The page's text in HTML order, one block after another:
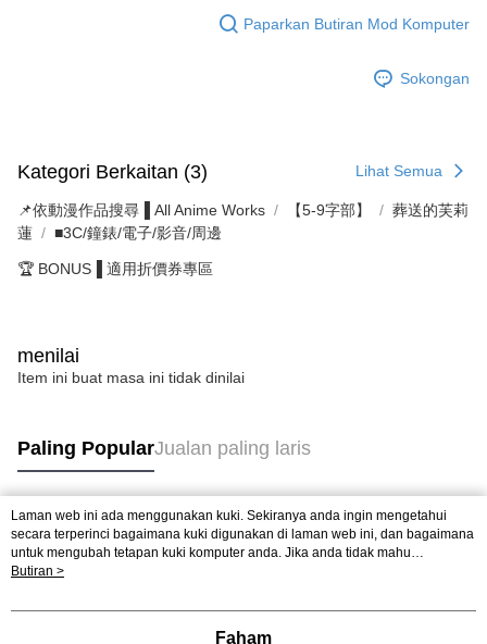
Paparkan Butiran Mod Komputer
Sokongan
Kategori Berkaitan (3) Lihat Semua
📌依動漫作品搜尋▐ All Anime Works 【5-9字部】
葬送的芙莉
蓮
■3C/鐘錶/電子/影音/周邊
🏆 BONUS▐ 適用折價券專區
menilai
Item ini buat masa ini tidak dinilai
Paling PopularJualan paling laris
Tag Popular
Laman web ini ada menggunakan kuki. Sekiranya anda ingin mengetahui
secara terperinci bagaimana kuki digunakan di laman web ini, dan bagaimana
untuk mengubah tetapan kuki komputer anda. Jika anda tidak mahu
menggunakan kuki di komputer anda, sila rujuk penerangan mengenai kuki.
mengetahui secara terperinci bagaimana kuki digunakan di laman web ini,
Butiran >
Faham